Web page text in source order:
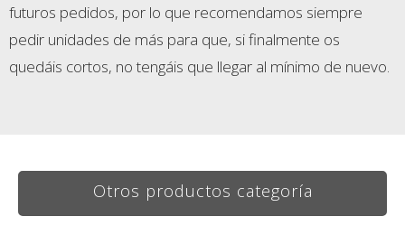
futuros pedidos, por lo que recomendamos siempre
pedir unidades de más para que, si finalmente os
quedáis cortos, no tengáis que llegar al mínimo de nuevo.
Otros productos categoría